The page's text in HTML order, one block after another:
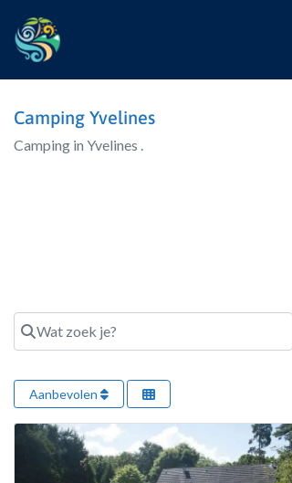
Camping Yvelines
Camping in Yvelines .
Wat zoek je?
Aanbevolen